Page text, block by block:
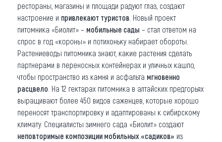
рестораны, магазины и площади радуют глаз, создают
настроение и привлекают туристов . Новый проект
питомника «Биолит» – мобильные сады – стал ответом на
спрос в год «короны» и потихоньку набирает обороты.
Растениеводы питомника знают, какие растения сделать
партнерами в переносных контейнерах и уличных кашпо,
чтобы пространство из камня и асфальта мгновенно
расцвело . На 12 гектарах питомника в алтайских предгорьях
выращивают более 450 видов саженцев, которые хорошо
переносят транспортировку и адаптированы к сибирскому
климату. Специалисты зимнего сада «Биолит» создают
неповторимые композиции мобильных «садиков» из